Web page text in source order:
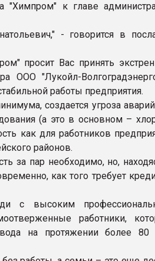
"Химпром" к главе
- говорится в
просит Вас принять
ООО "Лукойл-
работы предприятия.
создается угроза
(а это в основном –
как для работников
районов.
за пар необходимо, но,
как того требует
с высоким
работники,
на протяжении более 80